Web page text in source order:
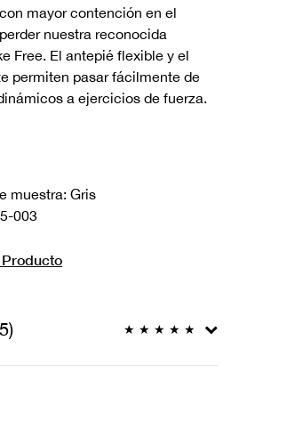
mayor contención en el
nuestra reconocida
Free. El antepié flexible y el
permiten pasar fácilmente de
a ejercicios de fuerza.
muestra: Gris
003
★ ★ ★ ★ ★